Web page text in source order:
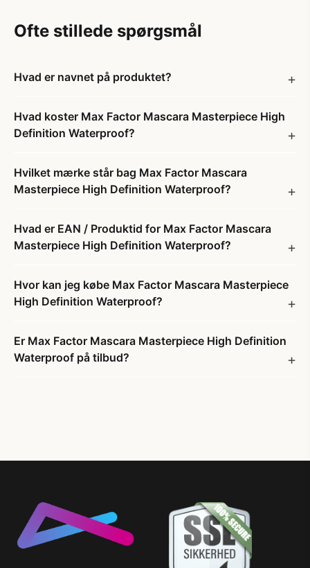
Ofte stillede spørgsmål
Hvad er navnet på produktet?
Hvad koster Max Factor Mascara Masterpiece High
Definition Waterproof?
Hvilket mærke står bag Max Factor Mascara
Masterpiece High Definition Waterproof?
Hvad er EAN / Produktid for Max Factor Mascara
Masterpiece High Definition Waterproof?
Hvor kan jeg købe Max Factor Mascara Masterpiece
High Definition Waterproof?
Er Max Factor Mascara Masterpiece High Definition
Waterproof på tilbud?